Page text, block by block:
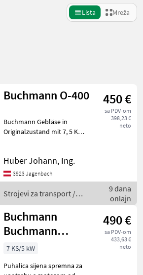
Lista Mreža
Država Filteri
9
Buchmann O-400 450 €
sa PDV-om
398,23 €
neto
Buchmann Gebläse in
Originalzustand mit 7, 5 KW
Auswurf und
11Rohrschellen Strojevi za
transport Puhalice
Huber Johann, Ing.
3923 Jagenbach
Strojevi za transport /
Buchmann
9 dana
onlajn
Buchmann
Buchmann
Piccolo Express
490 €
sa PDV-om
433,63 €
neto
7 KS/5 kW
Puhalica sijena spremna za